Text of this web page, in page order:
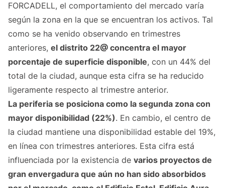
FORCADELL, el comportamiento del mercado varía
según la zona en la que se encuentran los activos. Tal
como se ha venido observando en trimestres
anteriores, el distrito 22@ concentra el mayor
porcentaje de superficie disponible, con un 44% del
total de la ciudad, aunque esta cifra se ha reducido
ligeramente respecto al trimestre anterior.
La periferia se posiciona como la segunda zona con
mayor disponibilidad (22%). En cambio, el centro de
la ciudad mantiene una disponibilidad estable del 19%,
en línea con trimestres anteriores. Esta cifra está
influenciada por la existencia de varios proyectos de
gran envergadura que aún no han sido absorbidos